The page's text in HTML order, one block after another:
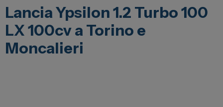
Toyota
DR
Dongfeng
Lancia Ypsilon 1.2 Turbo 100
LX 100cv a Torino e
Moncalieri